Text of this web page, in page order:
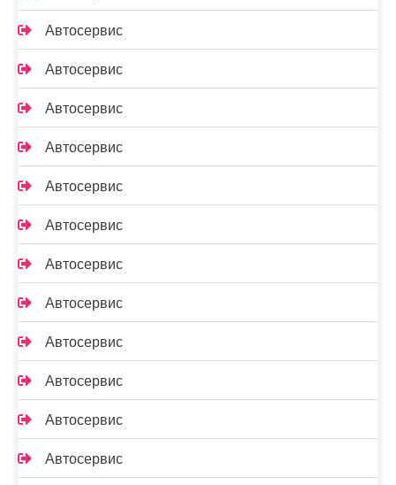
Автосервис
Автосервис
Автосервис
Автосервис
Автосервис
Автосервис
Автосервис
Автосервис
Автосервис
Автосервис
Автосервис
Автосервис